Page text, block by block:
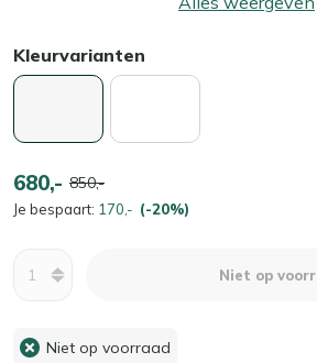
Kleurvarianten
680,- 850,-
Je bespaart: 170,- (-20%)
Niet op
Niet op voorraad